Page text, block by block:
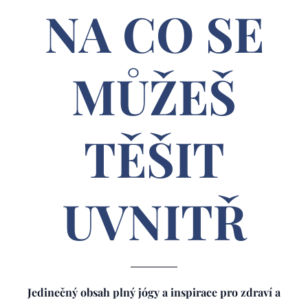
NA CO SE
MŮŽEŠ
TĚŠIT
UVNITŘ
Jedinečný obsah plnýjógy a inspirace pro zdraví a